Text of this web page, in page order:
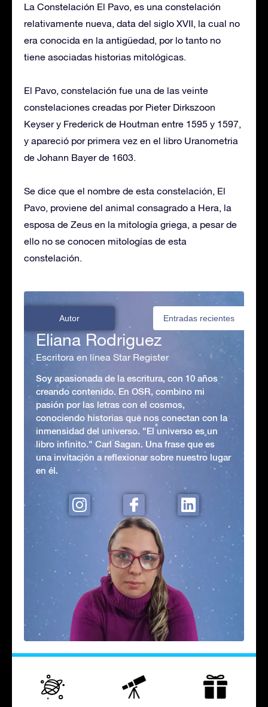
La Constelación El Pavo, es una constelación
relativamente nueva, data del siglo XVII, la cual no
era conocida en la antigüedad, por lo tanto no
tiene asociadas historias mitológicas.
El Pavo, constelación fue una de las veinte
constelaciones creadas por Pieter Dirkszoon
Keyser y Frederick de Houtman entre 1595 y 1597,
y apareció por primera vez en el libro Uranometria
de Johann Bayer de 1603.
Se dice que el nombre de esta constelación, El
Pavo, proviene del animal consagrado a Hera, la
esposa de Zeus en la mitología griega, a pesar de
ello no se conocen mitologías de esta
constelación.
Autor Entradas recientes
Eliana Rodriguez
Escritora en línea Star Register
Soy apasionada de la escritura, con 10 años
creando contenido. En OSR, combino mi
pasión por las letras con el cosmos,
conociendo historias que nos conectan con la
inmensidad del universo. "El universo es un
libro infinito." Carl Sagan. Una frase que es
una invitación a reflexionar sobre nuestro lugar
en él.